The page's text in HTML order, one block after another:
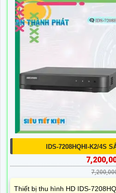
IDS-7208HQHI-K2/4S
Thiết bị thu hình HD IDS-